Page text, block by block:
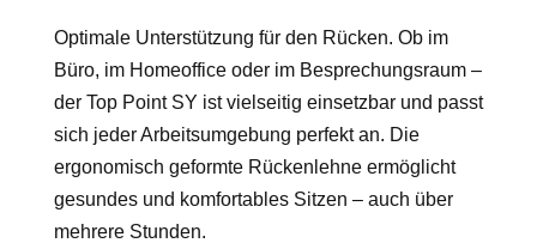
Optimale Unterstützung für den Rücken. Ob im
Büro, im Homeoffice oder im Besprechungsraum –
der Top Point SY ist vielseitig einsetzbar und passt
sich jeder Arbeitsumgebung perfekt an. Die
ergonomisch geformte Rückenlehne ermöglicht
gesundes und komfortables Sitzen – auch über
mehrere Stunden.